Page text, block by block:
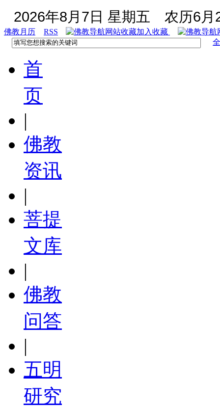
2026年8月7日 星期五 农历6月
佛教月历 RSS
加入收藏
首
页
|
佛教
资讯
|
菩提
文库
|
佛教
问答
|
五明
研究